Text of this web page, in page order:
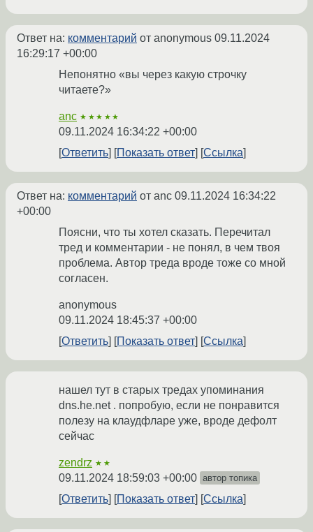
Ответ на: комментарий от anonymous 09.11.2024
16:29:17 +00:00
Непонятно «вы через какую строчку
читаете?»
anc ★★★★★
09.11.2024 16:34:22 +00:00
Ответить
Показать ответ Ссылка
Ответ на: комментарий от anc 09.11.2024 16:34:22
+00:00
Поясни, что ты хотел сказать. Перечитал
тред и комментарии - не понял, в чем твоя
проблема. Автор треда вроде тоже со мной
согласен.
anonymous
09.11.2024 18:45:37 +00:00
Ответить
Показать ответ Ссылка
нашел тут в старых тредах упоминания
dns.he.net . попробую, если не понравится
полезу на клаудфларе уже, вроде дефолт
сейчас
zendrz ★★
09.11.2024 18:59:03 +00:00 автор топика
Ответить Показать ответ Ссылка